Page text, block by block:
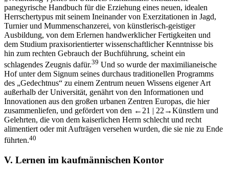
panegyrische Handbuch für die Erziehung eines neuen, idealen
Herrschertypus mit seinem Ineinander von Exerzitationen in Jagd,
Turnier und Mummenschanzerei, von künstlerisch-geistiger
Ausbildung, von dem Erlernen handwerklicher Fertigkeiten und
dem Studium praxisorientierter wissenschaftlicher Kenntnisse bis
hin zum rechten Gebrauch der Buchführung, scheint ein
schlagendes Zeugnis dafür.39 Und so wurde der maximilianeische
Hof unter dem Signum seines durchaus traditionellen Programms
des „Gedechtnus“ zu einem Zentrum neuen Wissens eigener Art
außerhalb der Universität, genährt von den Informationen und
Innovationen aus den großen urbanen Zentren Europas, die hier
zusammenliefen, und gefördert von den ←21 | 22→Künstlern und
Gelehrten, die von dem kaiserlichen Herrn schlecht und recht
alimentiert oder mit Aufträgen versehen wurden, die sie nie zu Ende
führten.40
V. Lernen im kaufmännischen Kontor